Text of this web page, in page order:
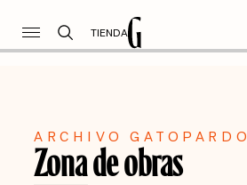
TIENDA
ARCHIVO GATOPARDO
Zona de obras